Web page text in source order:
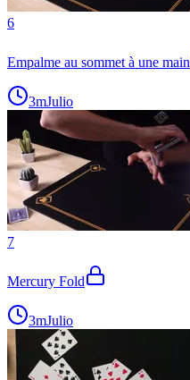
6
Empalme au sommet à une main
3mJulio
7
Mercury Fold
3mJulio